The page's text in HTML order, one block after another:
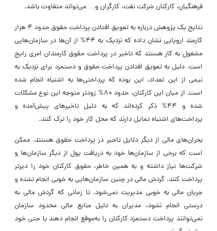
فرهنگیان، کارکنان شرکت نفت، کارگران و… می‌تواند متفاوت باشد.
نتایج یک پژوهش درباره به تعویق افتادن پرداخت حقوق حدود 4 هزار
کارمند اروپایی نشان داده که نزدیک به 44% از آن‌ها در سازمان‌هایی
مشغول به کار هستند که تاخیر در پرداخت حقوق کارمندان امری رایج
است. دلیل به تعویق افتادن پرداخت حقوق و دستمزد برای نزدیک به
نیمی از این تعداد، این بوده که پرداختی‌ها به اشتباه انجام شده
است. از میان این کارکنان، حدود 80% زودتر متوجه این نوع مشکلات
شده و 44% ذکر کرده‌اند که به دلیل تاخیر‌های پیش‌آمده و
پرداخت‌های اشتباه تمایل دارند که محل کار خود را ترک کنند.
بحران‌های مالی از دیگر دلایل تاخیر در پرداخت حقوق هستند. ممکن
است که برخی از سازمان‌ها خود به دریافت پول از دیگر سازمان‌ها و
شرکت‌ها نیاز داشته و به همین خاطر، حقوق کارکنان خود را دیرتر
پرداخت کنند. گردش مالی در چنین سازمان‌هایی به خوبی انجام نشده و
جریان مالی به خوبی مدیریت نمی‌شود. تا زمانی که گردش مالی به
درستی انجام نشود، مدیران به دلیل منابع مالی محدود سازمان
نمی‌توانند پرداخت دستمزد کارکنان را به‌موقع انجام دهند یا حتی خود